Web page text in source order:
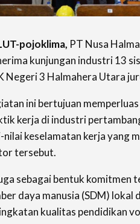
pojoklima, PT Nusa
kunjungan industri 13
Negeri 3 Halmahera Utara
ini bertujuan
kerja di industri
nilai keselamatan kerja yang
tersebut.
sebagai bentuk komitmen
daya manusia (SDM) lokal
kualitas pendidikan